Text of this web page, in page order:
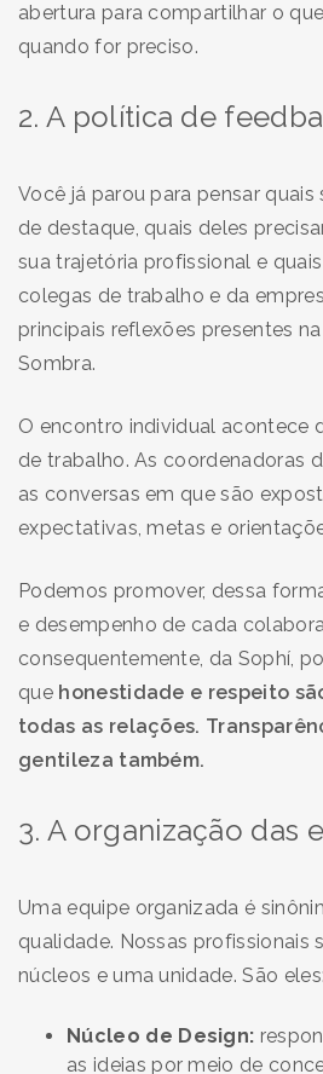
abertura para compartilhar o
quando for preciso.
2. A política de
Você já parou para pensar
de destaque, quais deles
sua trajetória profissional e
colegas de trabalho e da
principais reflexões presentes
Sombra.
O encontro individual acontece
de trabalho. As coordenadoras
as conversas em que são
expectativas, metas e
Podemos promover, dessa
e desempenho de cada
consequentemente, da Sophí,
que honestidade e respeito
todas as relações.
gentileza também.
3. A organização das
Uma equipe organizada é
qualidade. Nossas profissionais
núcleos e uma unidade. São eles:
Núcleo de Design:
as ideias por meio de